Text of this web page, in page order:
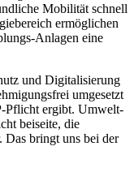
Mobilität schnell
ermöglichen
Anlagen eine
und Digitalisierung
umgesetzt
Pflicht ergibt. Umwelt-
beiseite, die
Das bringt uns bei der